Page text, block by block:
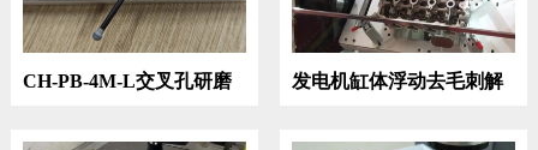
CH-PB-4M-L交叉孔研磨
发电机缸体浮动去毛刺解